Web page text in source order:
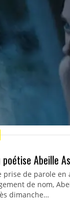
Abeille
prise de parole en
de nom,
dimanche…